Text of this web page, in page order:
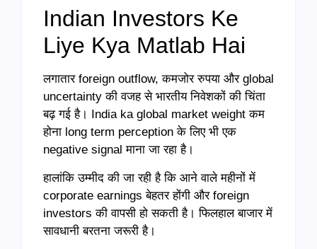
Indian Investors Ke
Liye Kya Matlab Hai
लगातार foreign outflow, कमजोर रुपया और global
uncertainty की वजह से भारतीय निवेशकों की चिंता
बढ़ गई है। India ka global market weight कम
होना long term perception के लिए भी एक
negative signal माना जा रहा है।
हालांकि उम्मीद की जा रही है कि आने वाले महीनों में
corporate earnings बेहतर होंगी और foreign
investors की वापसी हो सकती है। फिलहाल बाजार में
सावधानी बरतना जरूरी है।